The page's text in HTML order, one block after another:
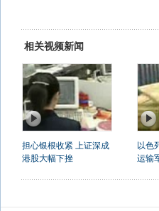
相关视频新闻
担心银根收紧 上证深成
港股大幅下挫
以色
运输